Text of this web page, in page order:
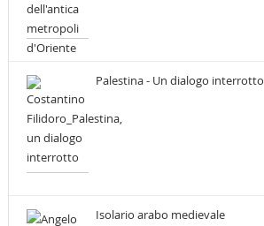
Palestina - Un dialogo interrotto
Isolario arabo medievale